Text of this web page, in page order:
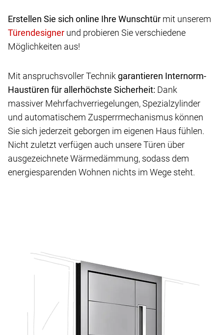
Erstellen Sie sich online Ihre Wunschtür mit unserem
und probieren Sie verschiedene
Möglichkeiten aus!
Mit anspruchsvoller Technik garantieren Internorm-
Haustüren für allerhöchste Sicherheit: Dank
massiver Mehrfachverriegelungen, Spezialzylinder
und automatischem Zusperrmechanismus können
Sie sich jederzeit geborgen im eigenen Haus fühlen.
Nicht zuletzt verfügen auch unsere Türen über
ausgezeichnete Wärmedämmung, sodass dem
energiesparenden Wohnen nichts im Wege steht.